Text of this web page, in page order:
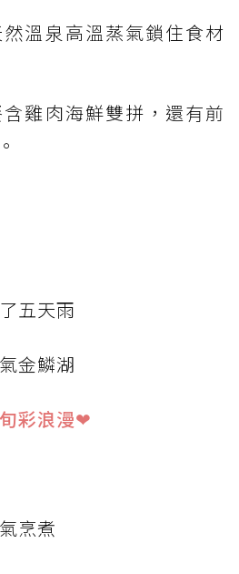
溫泉高溫蒸氣鎖住食材
雞肉海鮮雙拼，還有前
五天雨
金鱗湖
旬彩浪漫❤
烹煮